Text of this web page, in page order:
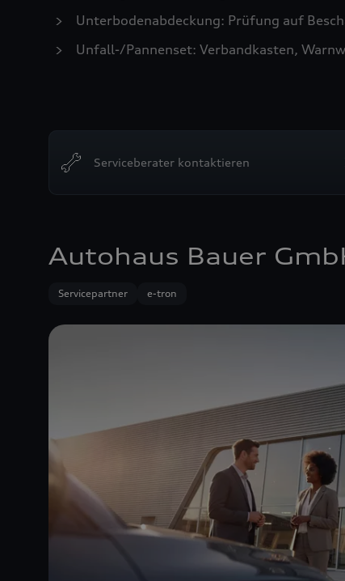
Unterbodenabdeckung: Prüfung auf
Unfall-/Pannenset: Verbandkasten,
Serviceberater kontaktieren
Autohaus Bauer
Servicepartner e-tron